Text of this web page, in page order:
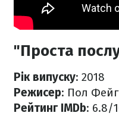
"Проста
Рік випуску: 2018
Режисер: Пол Фейг
Рейтинг IMDb: 6.8/